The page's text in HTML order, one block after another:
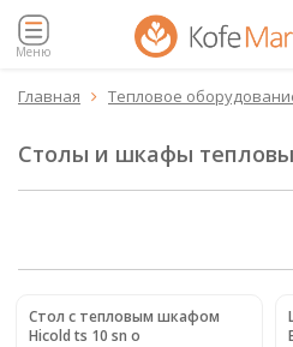
Меню
Главная  Тепловое
Столы и шкафы
Стол с тепловым шкафом
Hicold ts 10 sn o